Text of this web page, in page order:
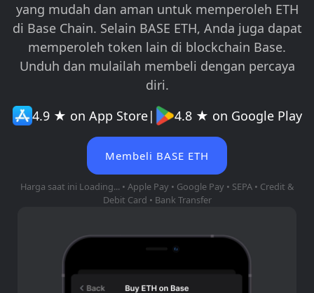
yang mudah dan aman untuk memperoleh ETH
di Base Chain. Selain BASE ETH, Anda juga dapat
memperoleh token lain di blockchain Base.
Unduh dan mulailah membeli dengan percaya
diri.
4.9 ★ on App Store| 4.8 ★ on Google Play
Membeli BASE ETH
Harga saat ini Loading... • Apple Pay • Google Pay • SEPA • Credit &
Debit Card • Bank Transfer